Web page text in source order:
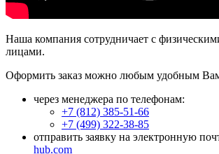
Наша компания сотрудничает с
лицами.
Оформить заказ можно любым удобным
через менеджера по телефонам:
+7 (812) 385-51-66
+7 (499) 322-38-85
отправить заявку на электронную
hub.com